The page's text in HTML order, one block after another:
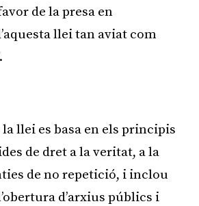
de la presa en
llei tan aviat com
la llei es basa en els principis
de dret a la veritat, a la
de no repetició, i inclou
d’arxius públics i